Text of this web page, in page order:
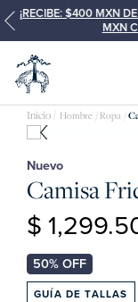
¡RECIBE: $400 MXN
MXN
Hombre Ropa
Nuevo
Camisa
$
GUÍA DE TALLAS